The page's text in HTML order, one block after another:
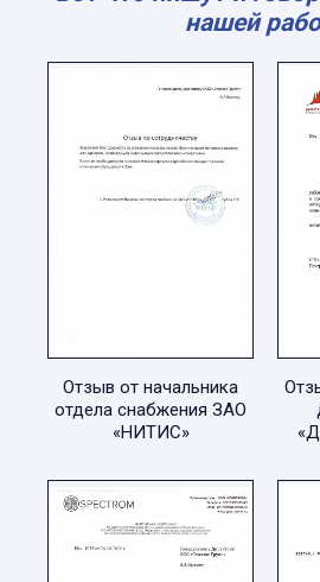
нашей
Отзыв от начальника
отдела снабжения ЗАО
«НИТИС»